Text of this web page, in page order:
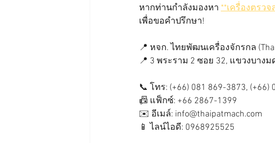
หากท่านกำลังมองหา **เครื่องตรว
เพื่อขอคำปรึกษา!
📍 หจก. ไทยพัฒนเครื่องจักรกล
📍 3 พระราม 2 ซอย 32, แขวงบาง
📞 โทร: (+66) 081 869-3873,
📠 แฟ็กซ์: +66 2867-1399
✉️ อีเมล์: info@thaipatmach.com
📱 ไลน์ไอดี: 0968925525